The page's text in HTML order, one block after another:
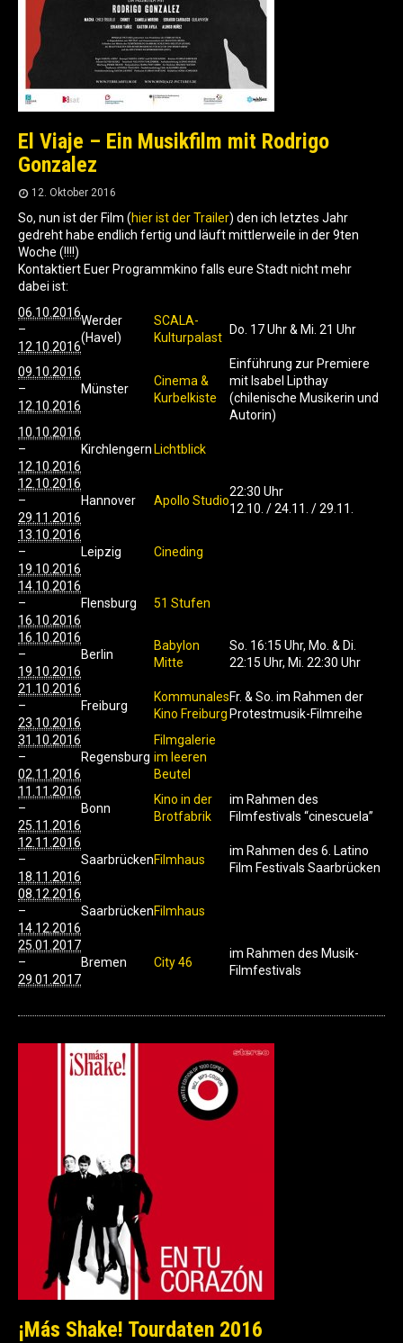
El Viaje – Ein Musikfilm mit Rodrigo
Gonzalez
12. Oktober 2016
So, nun ist der Film (hier ist der Trailer) den ich letztes Jahr
gedreht habe endlich fertig und läuft mittlerweile in der 9ten
Woche (!!!!)
Kontaktiert Euer Programmkino falls eure Stadt nicht mehr
dabei ist:
06.10.2016
–
12.10.2016
Werder
(Havel)
SCALA-
Kulturpalast
Do. 17 Uhr & Mi. 21 Uhr
09.10.2016
–
12.10.2016
Münster
Cinema &
Kurbelkiste
Einführung zur Premiere
mit Isabel Lipthay
(chilenische Musikerin und
Autorin)
10.10.2016
–
12.10.2016
Kirchlengern Lichtblick
12.10.2016
–
29.11.2016
Hannover Apollo Studio
22:30 Uhr
12.10. / 24.11. / 29.11.
13.10.2016
–
19.10.2016
Leipzig Cineding
14.10.2016
–
16.10.2016
Flensburg 51 Stufen
16.10.2016
–
19.10.2016
Berlin
Babylon
Mitte
So. 16:15 Uhr, Mo. & Di.
22:15 Uhr, Mi. 22:30 Uhr
21.10.2016
–
23.10.2016
Freiburg
Kommunales
Kino Freiburg
Fr. & So. im Rahmen der
Protestmusik-Filmreihe
31.10.2016
–
02.11.2016
Regensburg
Filmgalerie
im leeren
Beutel
11.11.2016
–
25.11.2016
Bonn
Kino in der
Brotfabrik
im Rahmen des
Filmfestivals “cinescuela”
12.11.2016
–
18.11.2016
SaarbrückenFilmhaus
im Rahmen des 6. Latino
Film Festivals Saarbrücken
08.12.2016
–
14.12.2016
SaarbrückenFilmhaus
25.01.2017
–
29.01.2017
Bremen City 46
im Rahmen des Musik-
Filmfestivals
¡Más Shake! Tourdaten 2016